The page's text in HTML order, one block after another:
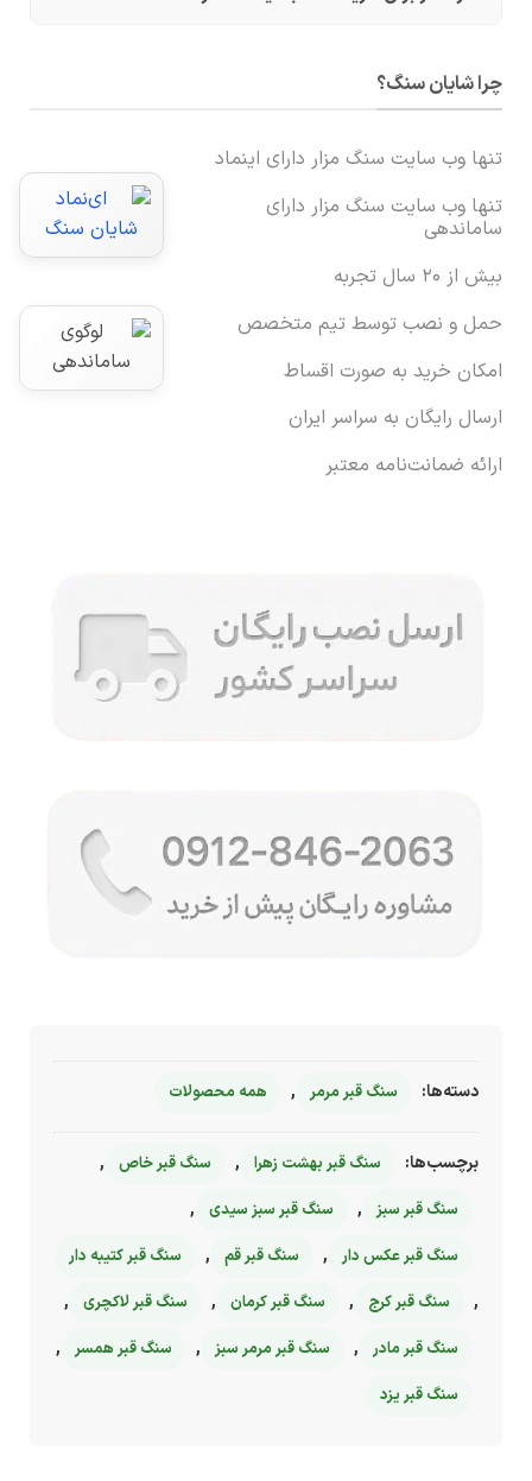
چرا شایان سنگ؟
تنها وب سایت سنگ مزار دارای اینماد
تنها وب سایت سنگ مزار دارای
ساماندهی
بیش از ۲۰ سال تجربه
حمل و نصب توسط تیم متخصص
امکان خرید به صورت اقساط
ارسال رایگان به سراسر ایران
ارائه ضمانت‌نامه معتبر
دسته‌ها: سنگ قبر مرمر , همه محصولات
برچسب‌ها: سنگ قبر بهشت زهرا , سنگ قبر خاص ,
سنگ قبر سبز , سنگ قبر سبز سیدی ,
سنگ قبر عکس دار , سنگ قبر قم , سنگ قبر کتیبه دار
سنگ قبر کرج , سنگ قبر کرمان , سنگ قبر لاکچری ,
سنگ قبر مادر , سنگ قبر مرمر سبز , سنگ قبر همسر ,
سنگ قبر یزد